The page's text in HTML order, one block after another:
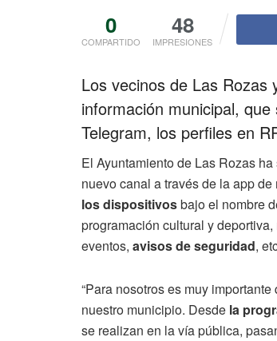
0
COMPARTIDO
48
IMPRESIONES
Los vecinos de Las
información municipal,
Telegram, los perfiles en
El Ayuntamiento de Las Rozas
nuevo canal a través de la app
los dispositivosbajo el nombre
programación cultural y
eventos, avisos de seguridad,
“Para nosotros es muy
nuestro municipio. Desde la
se realizan en la vía pública,